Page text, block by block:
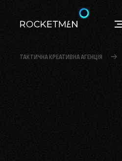
ТАКТИЧНА КРЕАТИВНА АГЕНЦІЯ